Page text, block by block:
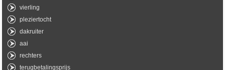
vierling
pleziertocht
dakruiter
aai
rechters
terugbetalingsprijs